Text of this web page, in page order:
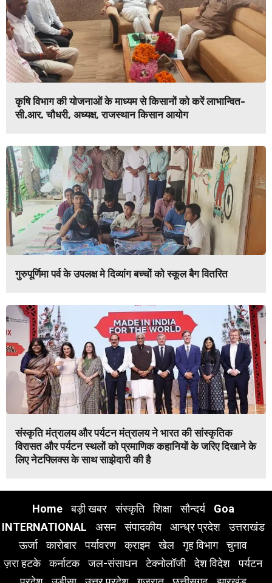
कृषि विभाग की योजनाओं के माध्यम से किसानों को करें लाभान्वित-
सी.आर. चौधरी, अध्यक्ष, राजस्थान किसान आयोग
गुरुपूर्णिमा पर्व के उपलक्ष मे दिव्यांग बच्चों को स्कूल बैग वितरित
संस्कृति मंत्रालय और पर्यटन मंत्रालय ने भारत की सांस्कृतिक
विरासत और पर्यटन स्थलों को प्रमाणिक कहानियों के जरिए दिखाने के
लिए नेटफ्लिक्स के साथ साझेदारी की है
Home बड़ी खबर संस्कृति शिक्षा सौन्दर्य
Goa
INTERNATIONAL
असम संपादकीय आन्ध्र प्रदेश
उत्तराखंड
ऊर्जा
कारोबार पर्यावरण क्राइम खेल गृह विभाग
चुनाव
ज़रा हटके
कर्नाटक जल-संसाधन टेक्नोलॉजी देश विदेश
पर्यटन